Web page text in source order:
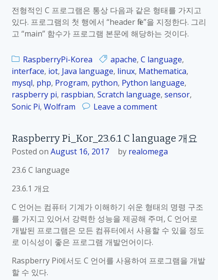
l
a
g
a
g
e
개
r
r
y
_
K
o
r
3
6
l
a
n
a
전형적인 C 프로그램은 통상 다음과 같은 형태를 가지고
있다. 프로그램의 첫 행에서 “header file”을 지정한다. 그리
고 “main” 함수가 프로그램 본문에 해당하는 것이다.
RaspberryPi-Korea apache, C language,
interface, iot, Java language, linux, Mathematica,
mysql, php, Program, python, Python language,
raspberry pi, raspbian, Scratch language, sensor,
Sonic Pi, Wolfram Leave a comment
a
s
r
y
P
_
Raspberry Pi_Kor_23.6.1 C language 개요
Posted on August 16, 2017 by realomega
23.6 C language
23.6.1 개요
C 언어는 컴퓨터 기계가 이해하기 쉬운 형태의 명령 구조
를 가지고 있어서 강력한 성능을 제공해 주며, C 언어로
개발된 프로그램은 모든 컴퓨터에서 사용할 수 있을 정도
로 이식성이 좋은 프로그램 개발언어이다.
Raspberry Pi에서도 C 언어를 사용하여 프로그램을 개발
할 수 있다.